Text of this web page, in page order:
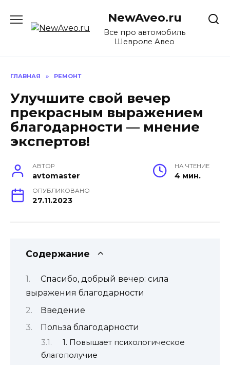
содержанию
NewAveo.ru
Все про автомобиль
Шевроле Авео
ГЛАВНАЯ » РЕМОНТ
Улучшите свой вечер
прекрасным выражением
благодарности — мнение
экспертов!
АВТОР
avtomaster
НА ЧТЕНИЕ
4 мин.
ОПУБЛИКОВАНО
27.11.2023
Содержание
Спасибо, добрый вечер: сила
выражения благодарности
Введение
Польза благодарности
1. Повышает психологическое
благополучие